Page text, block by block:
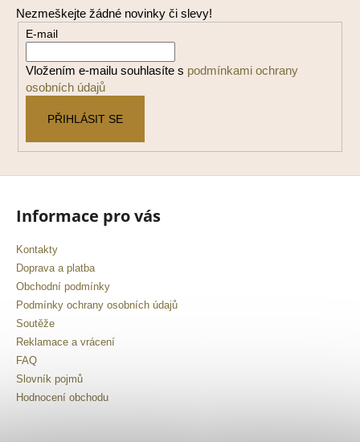
Nezmeškejte žádné novinky či slevy!
E-mail
Vložením e-mailu souhlasíte s podmínkami ochrany
osobních údajů
PŘIHLÁSIT SE
Informace pro vás
Kontakty
Doprava a platba
Obchodní podmínky
Podmínky ochrany osobních údajů
Soutěže
Reklamace a vrácení
FAQ
Slovník pojmů
Hodnocení obchodu